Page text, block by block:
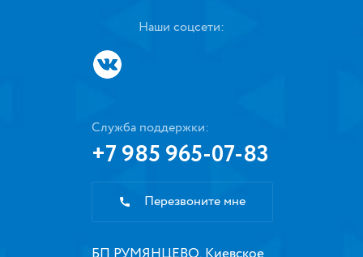
Наши соцсети:
Служба поддержки:
+7 985 965-07-83
Перезвоните мне